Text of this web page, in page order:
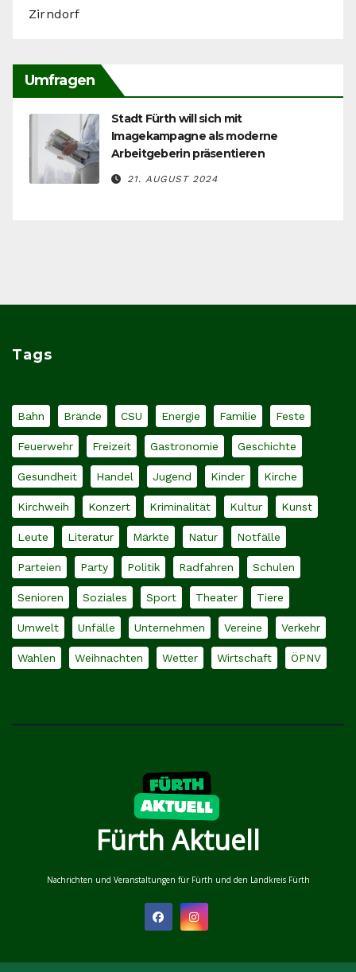
Zirndorf
Umfragen
Stadt Fürth will sich mit
Imagekampagne als moderne
Arbeitgeberin präsentieren
21. AUGUST 2024
Tags
Bahn Brände CSU Energie Familie Feste
Feuerwehr Freizeit Gastronomie Geschichte
Gesundheit Handel Jugend Kinder Kirche
Kirchweih Konzert Kriminalität Kultur Kunst
Leute Literatur Märkte Natur Notfälle
Parteien Party Politik Radfahren Schulen
Senioren Soziales Sport Theater Tiere
Umwelt Unfälle Unternehmen Vereine Verkehr
Wahlen Weihnachten Wetter Wirtschaft ÖPNV
Fürth Aktuell
Nachrichten und Veranstaltungen für Fürth und den Landkreis Fürth